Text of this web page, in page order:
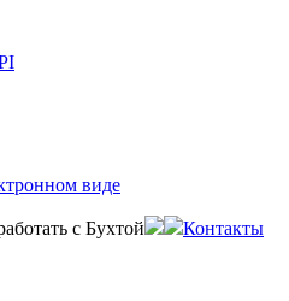
виде
с Бухтой Контакты